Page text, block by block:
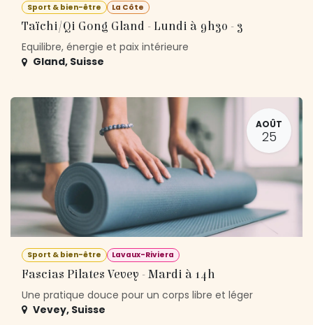
Sport & bien-être La Côte
Taïchi/Qi Gong Gland - Lundi à 9h30 - 3
Equilibre, énergie et paix intérieure
Gland, Suisse
AOÛT
25
Sport & bien-être Lavaux-Riviera
Fascias Pilates Vevey - Mardi à 14h
Une pratique douce pour un corps libre et léger
Vevey, Suisse